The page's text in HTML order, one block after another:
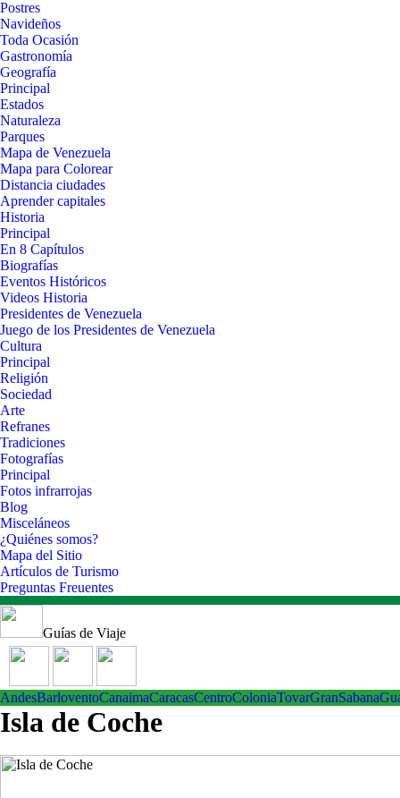
Postres
Navideños
Toda Ocasión
Gastronomía
Geografía
Principal
Estados
Naturaleza
Parques
Mapa de Venezuela
Mapa para Colorear
Distancia ciudades
Aprender capitales
Historia
Principal
En 8 Capítulos
Biografías
Eventos Históricos
Videos Historia
Presidentes de Venezuela
Juego de los Presidentes de Venezuela
Cultura
Principal
Religión
Sociedad
Arte
Refranes
Tradiciones
Fotografías
Principal
Fotos infrarrojas
Blog
Misceláneos
¿Quiénes somos?
Mapa del Sitio
Artículos de Turismo
Preguntas Freuentes
Guías de Viaje
AndesBarloventoCanaimaCaracasCentroColoniaTovarGranSabana
Isla de Coche